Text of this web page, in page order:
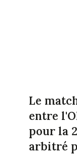
Le
entre
pour la
arbitré